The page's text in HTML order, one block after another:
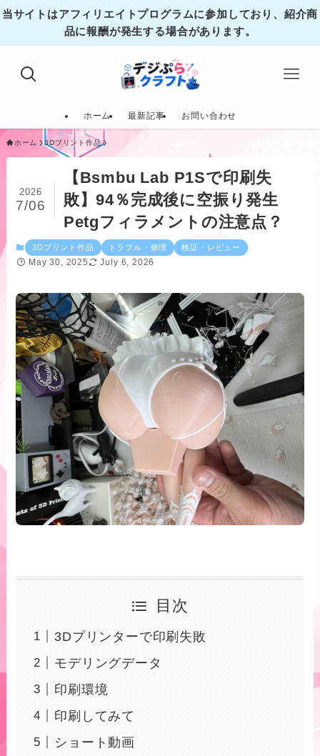
当サイトはアフィリエイトプログラムに参加しており、紹介商
品に報酬が発生する場合があります。
ホーム 最新記事 お問い合わせ
ホーム 3Dプリント作品
【Bsmbu Lab P1Sで印刷失
敗】94％完成後に空振り発生
Petgフィラメントの注意点？
2026
7/06
3Dプリント作品 トラブル・修理 検証・レビュー
May 30, 2025 July 6, 2026
目次
3Dプリンターで印刷失敗
モデリングデータ
印刷環境
印刷してみて
ショート動画